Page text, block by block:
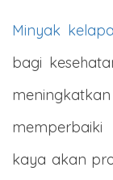
Minyak kelapa
bagi
kaya akan